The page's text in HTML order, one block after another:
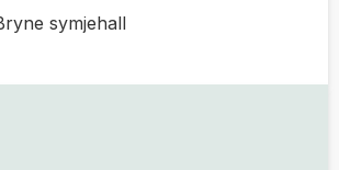
symjehall